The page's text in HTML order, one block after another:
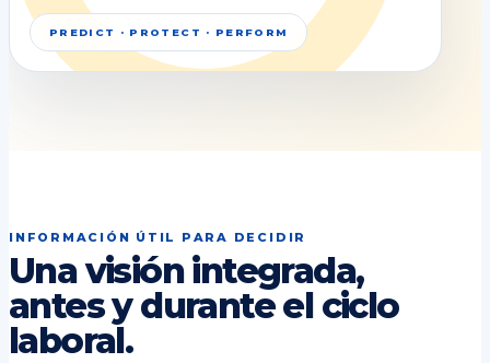
PREDICT · PROTECT · PERFORM
INFORMACIÓN ÚTIL PARA DECIDIR
Una visión integrada,
antes y durante el ciclo
laboral.